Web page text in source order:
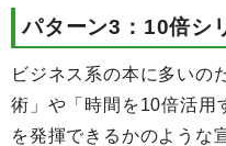
パターン3：10倍シ
ビジネス系の本に多いの
術」や「時間を10倍活用
を発揮できるかのような